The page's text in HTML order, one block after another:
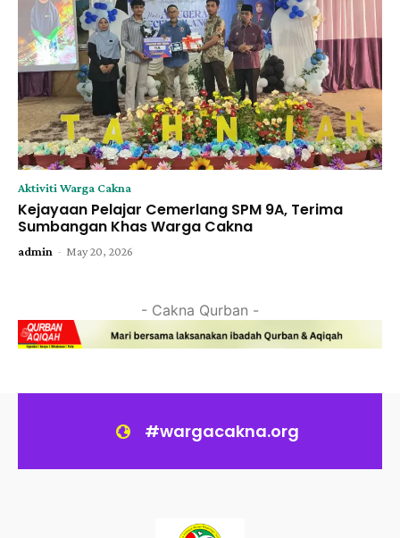
Aktiviti Warga Cakna
Kejayaan Pelajar Cemerlang SPM 9A, Terima
Sumbangan Khas Warga Cakna
admin - May 20, 2026
- Cakna Qurban -
#wargacakna.org